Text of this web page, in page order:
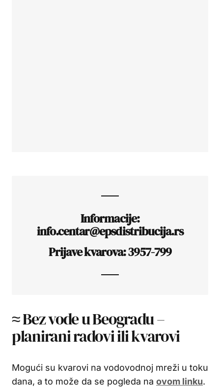
Informacije:
info.centar@epsdistribucija.rs
Prijave kvarova: 3957-799
≈ Bez vode u Beogradu –
planirani radovi ili kvarovi
Mogući su kvarovi na vodovodnoj mreži u toku
dana, a to može da se pogleda na ovom linku.